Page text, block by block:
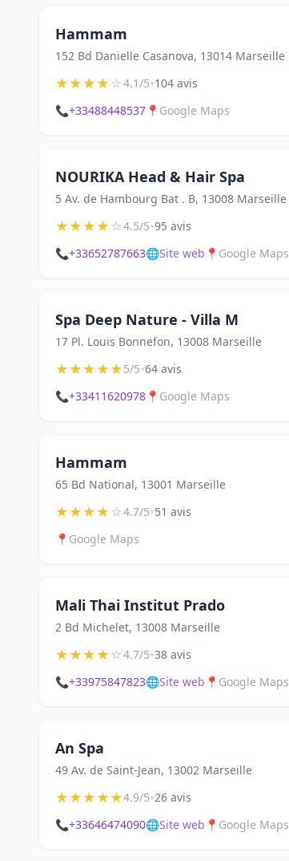
Hammam
152 Bd Danielle Casanova, 13014 Marseille
★★★★☆4.1/5•104 avis
📞+33488448537 📍 Google Maps
NOURIKA Head & Hair Spa
5 Av. de Hambourg Bat . B, 13008 Marseille
★★★★☆4.5/5•95 avis
📞+33652787663🌐Site web 📍 Google Maps
Spa Deep Nature - Villa M
17 Pl. Louis Bonnefon, 13008 Marseille
★★★★★5/5•64 avis
📞+33411620978 📍 Google Maps
Hammam
65 Bd National, 13001 Marseille
★★★★☆4.7/5•51 avis
📍 Google Maps
Mali Thai Institut Prado
2 Bd Michelet, 13008 Marseille
★★★★☆4.7/5•38 avis
📞+33975847823🌐Site web 📍 Google Maps
An Spa
49 Av. de Saint-Jean, 13002 Marseille
★★★★★4.9/5•26 avis
📞+33646474090🌐Site web 📍 Google Maps